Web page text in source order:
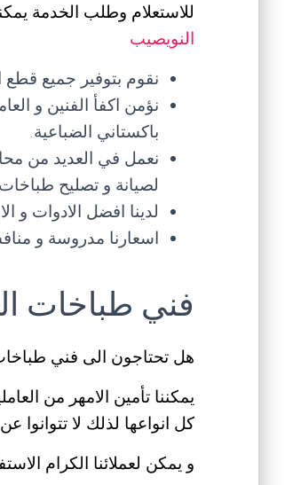
للاستعلام وطلب الخدمة
النويصيب
نقوم بتوفير جميع
نؤمن اكفأ الفنين و
باكستاني الضباعية.
نعمل في العديد من
لصيانة و تصليح
لدينا افضل الادوات و
اسعارنا مدروسة و
فني طباخات
هل تحتاجون الى فني
يمكننا تأمين الامهر من
كل انواعها لذلك لا
و يمكن لعملائنا الكرام